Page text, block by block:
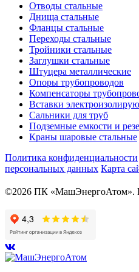
Отводы стальные
Днища стальные
Фланцы стальные
Переходы стальные
Тройники стальные
Заглушки стальные
Штуцера металлические
Опоры трубопроводов
Компенсаторы
Вставки
Сальники для труб
Подземные емкости и
Краны шаровые стальные
Политика конфиденциальности
персональных данных Карта
©2026 ПК «МашЭнергоАтом».